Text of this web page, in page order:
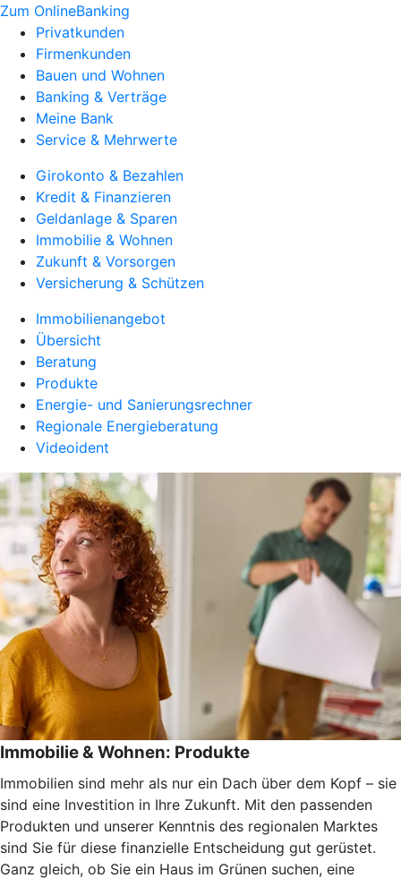
Zum OnlineBanking
Privatkunden
Firmenkunden
Bauen und Wohnen
Banking & Verträge
Meine Bank
Service & Mehrwerte
Girokonto & Bezahlen
Kredit & Finanzieren
Geldanlage & Sparen
Immobilie & Wohnen
Zukunft & Vorsorgen
Versicherung & Schützen
Immobilienangebot
Übersicht
Beratung
Produkte
Energie- und Sanierungsrechner
Regionale Energieberatung
Videoident
Immobilie & Wohnen: Produkte
Immobilien sind mehr als nur ein Dach über dem Kopf – sie
sind eine Investition in Ihre Zukunft. Mit den passenden
Produkten und unserer Kenntnis des regionalen Marktes
sind Sie für diese finanzielle Entscheidung gut gerüstet.
Ganz gleich, ob Sie ein Haus im Grünen suchen, eine